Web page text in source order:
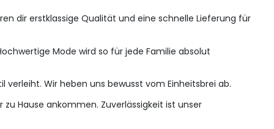
dir erstklassige Qualität und eine schnelle Lieferung für
Mode wird so für jede Familie absolut
verleiht. Wir heben uns bewusst vom Einheitsbrei ab.
Hause ankommen. Zuverlässigkeit ist unser